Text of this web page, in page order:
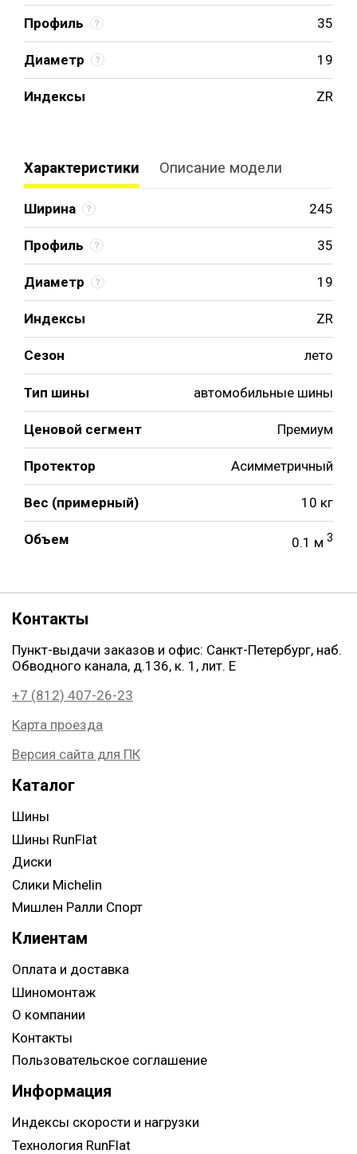
Профиль 35
Диаметр 19
Индексы ZR
Характеристики Описание модели
Ширина 245
Профиль 35
Диаметр 19
Индексы ZR
Сезон лето
Тип шины автомобильные шины
Ценовой сегмент Премиум
Протектор Асимметричный
Вес (примерный) 10 кг
Объем 0.1 м 3
Контакты
Пункт-выдачи заказов и офис: Санкт-Петербург, наб.
Обводного канала, д.136, к. 1, лит. Е
+7 (812) 407-26-23
Карта проезда
Версия сайта для ПК
Каталог
Шины
Шины RunFlat
Диски
Слики Michelin
Мишлен Ралли Спорт
Клиентам
Оплата и доставка
Шиномонтаж
О компании
Контакты
Пользовательское соглашение
Информация
Индексы скорости и нагрузки
Технология RunFlat